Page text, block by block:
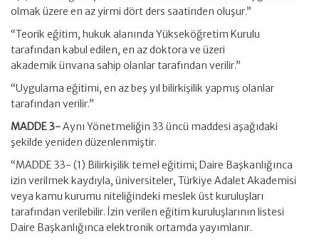
olmak üzere en az yirmi dört ders saatinden oluşur.”
“Teorik eğitim, hukuk alanında Yükseköğretim Kurulu
tarafından kabul edilen, en az doktora ve üzeri
akademik ünvana sahip olanlar tarafından verilir.”
“Uygulama eğitimi, en az beş yıl bilirkişilik yapmış olanlar
tarafından verilir.”
MADDE 3-Aynı Yönetmeliğin 33 üncü maddesi aşağıdaki
şekilde yeniden düzenlenmiştir.
“MADDE 33- (1) Bilirkişilik temel eğitimi; Daire Başkanlığınca
izin verilmek kaydıyla, üniversiteler, Türkiye Adalet Akademisi
veya kamu kurumu niteliğindeki meslek üst kuruluşları
tarafından verilebilir. İzin verilen eğitim kuruluşlarının listesi
Daire Başkanlığınca elektronik ortamda yayımlanır.